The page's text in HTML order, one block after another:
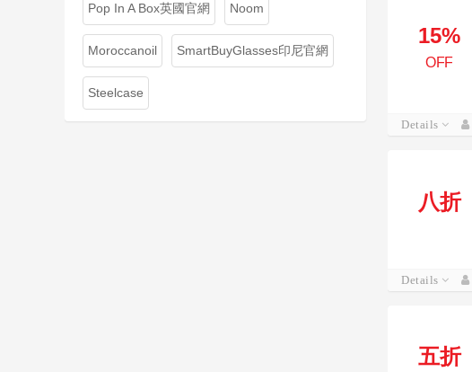
15%
OFF
Details
八折
Details
五折
Pop In A Box英國官網 Noom
Moroccanoil SmartBuyGlasses印尼官網
Steelcase